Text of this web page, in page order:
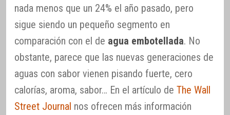
nada menos que un 24% el año pasado, pero
sigue siendo un pequeño segmento en
comparación con el de agua embotellada. No
obstante, parece que las nuevas generaciones de
aguas con sabor vienen pisando fuerte, cero
calorías, aroma, sabor… En el artículo de The Wall
Street Journal nos ofrecen más información